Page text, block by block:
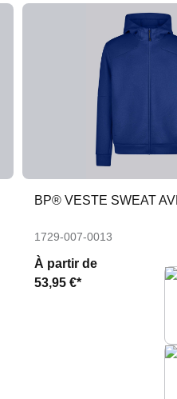
BP® VESTE SWEAT
1729-007-0013
À partir de
53,95 €*